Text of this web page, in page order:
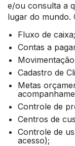
e/ou consulta a
lugar do mundo.
Fluxo de caixa;
Contas a
Cadastro de
Metas
Controle de
Centros de
Controle de
acesso);